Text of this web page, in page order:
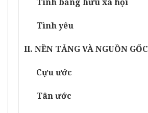
Tình bằng hữu xã hội
Tình yêu
II. NỀN TẢNG VÀ NGUỒN GỐC
Cựu ước
Tân ước